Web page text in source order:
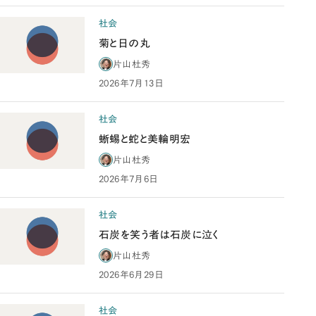
社会
菊と日の丸
片山杜秀
2026年7月13日
社会
蜥蜴と蛇と美輪明宏
片山杜秀
2026年7月6日
社会
石炭を笑う者は石炭に泣く
片山杜秀
2026年6月29日
社会